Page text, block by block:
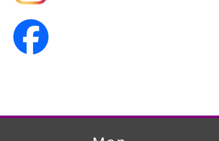
第16回人形供養祭
第15回人形供養祭
第12回人形供養祭平成22年3月9日
平成21年12月4日